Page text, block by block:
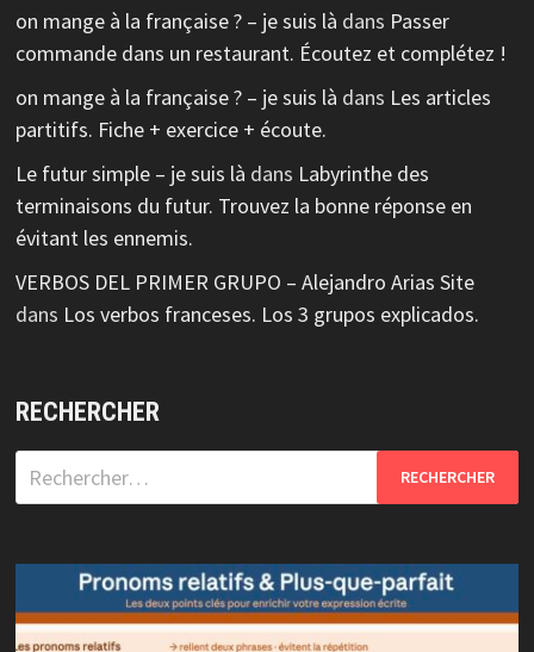
on mange à la française ? – je suis là dans Passer
commande dans un restaurant. Écoutez et complétez !
on mange à la française ? – je suis là dans Les articles
partitifs. Fiche + exercice + écoute.
Le futur simple – je suis là dans Labyrinthe des
terminaisons du futur. Trouvez la bonne réponse en
évitant les ennemis.
VERBOS DEL PRIMER GRUPO – Alejandro Arias Site
dans Los verbos franceses. Los 3 grupos explicados.
RECHERCHER
Rechercher :